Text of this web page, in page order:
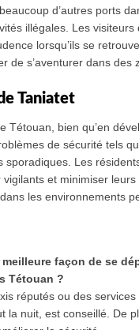
d’autres ports
illégales. Les visiteurs
lorsqu’ils se
de s’aventurer dans des
Taniatet
Tétouan, bien qu’en
de sécurité tels
sporadiques. Les
et minimiser leurs
les environnements
façon de se
Tétouan ?
réputés ou des
la nuit, est conseillé. De